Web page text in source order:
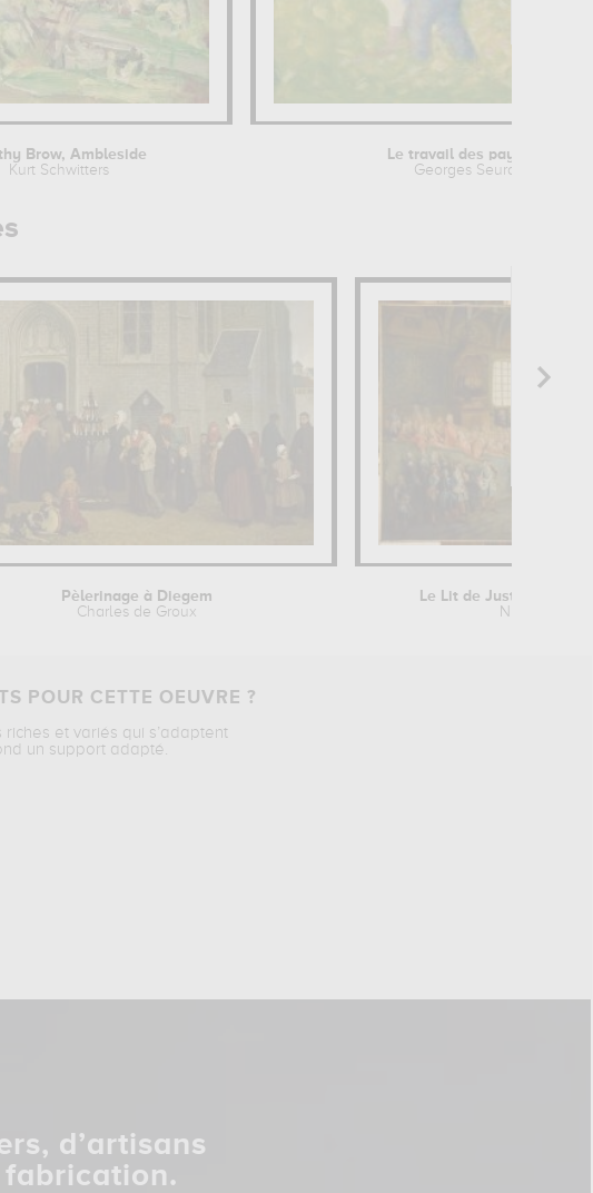
Brow, Ambleside
Kurt Schwitters
Le travail des paysans
Georges Seurat
Pèlerinage à Diegem
Charles de Groux
Le Lit de Justice tenu
Nicolas
POUR CETTE OEUVRE ?
riches et variés qui s’adaptent
un support adapté.
d’artisans